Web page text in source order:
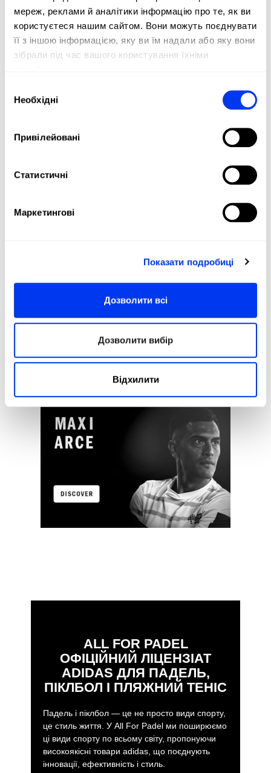
мереж, реклами й аналітики інформацію про те, як ви
користуєтеся нашим сайтом. Вони можуть поєднувати
її з іншою інформацією, яку ви їм надали або яку вони
зібрали під час вашого користування їхніми
згоди
Необхідні
Привілейовані
Статистичні
Маркетингові
Показати подробиці
Дозволити всі
Дозволити вибір
Відхилити
ALL FOR PADEL
ОФІЦІЙНИЙ ЛІЦЕНЗІАТ
ADIDAS ДЛЯ ПАДЕЛЬ,
ПІКЛБОЛ І ПЛЯЖНИЙ ТЕНІС
Падель і піклбол — це не просто види спорту,
це стиль життя. У All For Padel ми поширюємо
ці види спорту по всьому світу, пропонуючи
високоякісні товари adidas, що поєднують
інновації, ефективність і стиль.